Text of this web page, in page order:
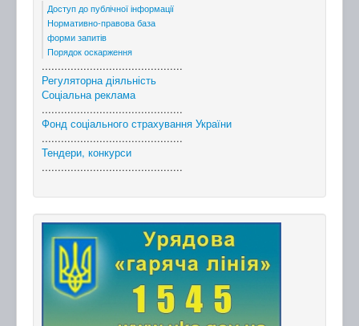
Доступ до публічної інформації
Нормативно-правова база
форми запитів
Порядок оскарження
............................................
Регуляторна діяльність
Соціальна реклама
............................................
Фонд соціального страхування України
............................................
Тендери, конкурси
............................................